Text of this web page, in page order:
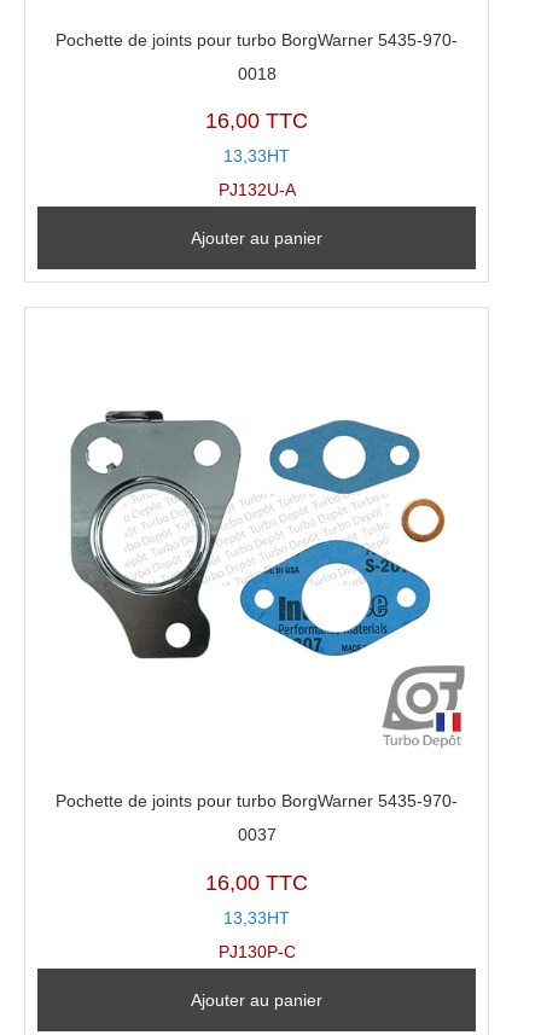
Pochette de joints pour turbo BorgWarner 5435-970-
0018
16,00 TTC
13,33HT
PJ132U-A
Ajouter au panier
Pochette de joints pour turbo BorgWarner 5435-970-
0037
16,00 TTC
13,33HT
PJ130P-C
Ajouter au panier